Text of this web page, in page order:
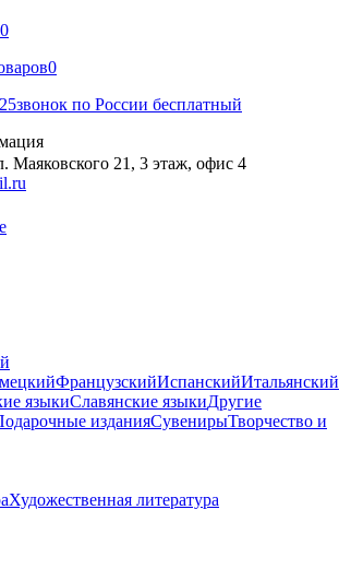
0
0
звонок по России бесплатный
Маяковского 21, 3 этаж, офис 4
ФранцузскийИспанскийИтальянский
языкиСлавянские языкиДругие
изданияСувенирыТворчество и
Художественная литература